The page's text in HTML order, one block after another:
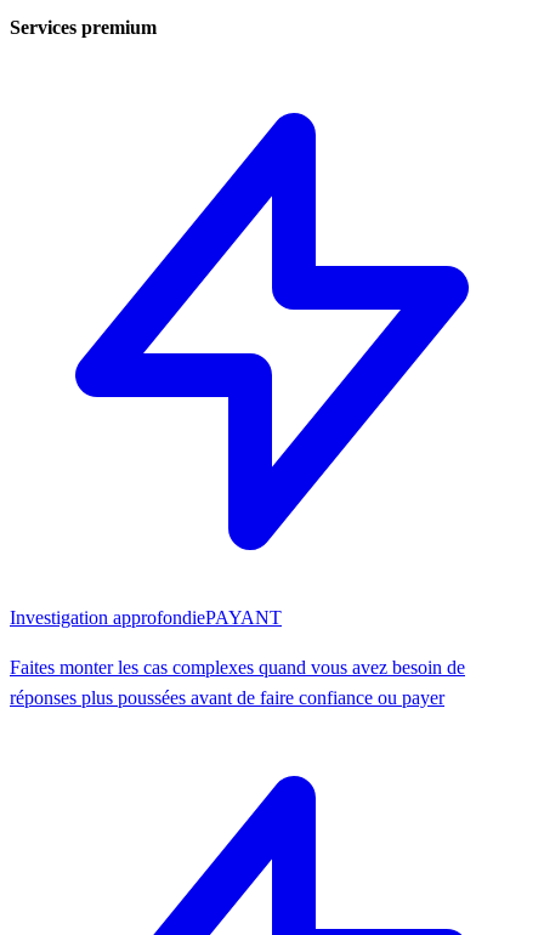
Services premium
Investigation approfondiePAYANT
Faites monter les cas complexes quand vous avez besoin de
réponses plus poussées avant de faire confiance ou payer